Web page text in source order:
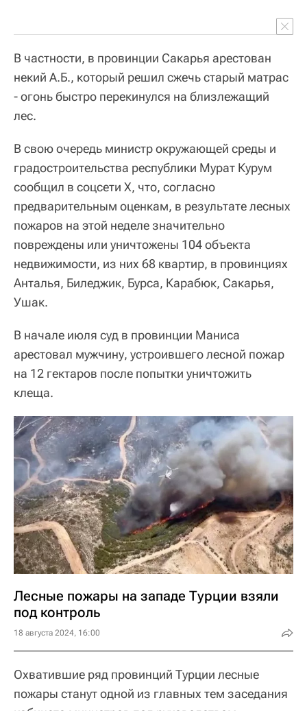
В частности, в провинции Сакарья арестован
некий А.Б., который решил сжечь старый матрас
- огонь быстро перекинулся на близлежащий
лес.
В свою очередь министр окружающей среды и
градостроительства республики Мурат Курум
сообщил в соцсети X, что, согласно
предварительным оценкам, в результате лесных
пожаров на этой неделе значительно
повреждены или уничтожены 104 объекта
недвижимости, из них 68 квартир, в провинциях
Анталья, Биледжик, Бурса, Карабюк, Сакарья,
Ушак.
В начале июля суд в провинции Маниса
арестовал мужчину, устроившего лесной пожар
на 12 гектаров после попытки уничтожить
клеща.
Лесные пожары на западе Турции взяли
под контроль
18 августа 2024, 16:00
Охватившие ряд провинций Турции лесные
пожары станут одной из главных тем заседания